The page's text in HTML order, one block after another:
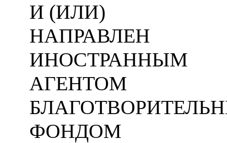
И (ИЛИ)
НАПРАВЛЕН
ИНОСТРАННЫМ
АГЕНТОМ
ФОНДОМ